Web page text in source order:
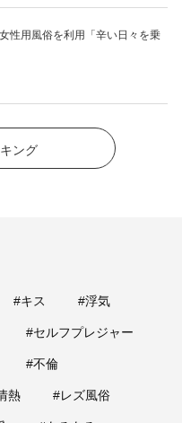
性用風俗を利用「辛い日々を乗
ング
#キス #浮気
#セルフプレジャー
#不倫
熱 #レズ風俗